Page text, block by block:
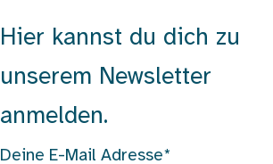
Hier kannst du dich zu
unserem Newsletter
anmelden.
Deine E-Mail Adresse*